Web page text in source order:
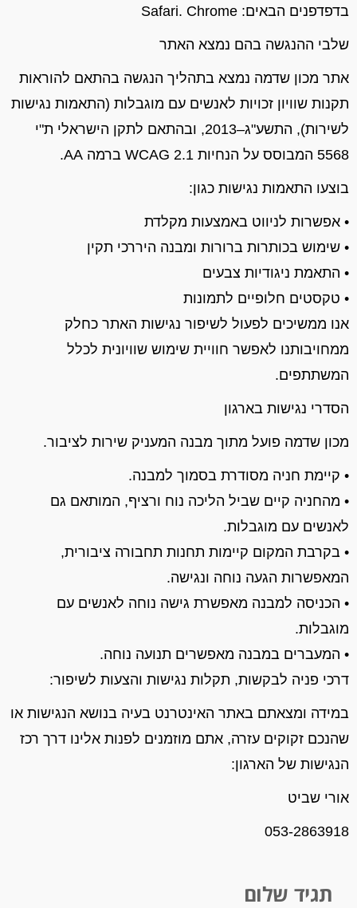
בדפדפנים הבאים:
Safari. Chrome
שלבי ההנגשה בהם נמצא האתר
אתר מכון שדמה נמצא בתהליך הנגשה בהתאם להוראות
תקנות שוויון זכויות לאנשים עם מוגבלות (התאמות נגישות
לשירות), התשע"ג
–2013, ובהתאם לתקן הישראלי ת"י
5568 המבוסס על הנחיות
ברמה
בוצעו התאמות נגישות כגון:
• אפשרות לניווט באמצעות מקלדת
• שימוש בכותרות ברורות ומבנה היררכי תקין
• התאמת ניגודיות צבעים
• טקסטים חלופיים לתמונות
אנו ממשיכים לפעול לשיפור נגישות האתר כחלק
ממחויבותנו לאפשר חוויית שימוש שוויונית לכלל
המשתתפים.
הסדרי נגישות בארגון
מכון שדמה פועל מתוך מבנה המעניק שירות לציבור.
• קיימת חניה מסודרת בסמוך למבנה.
• מהחניה קיים שביל הליכה נוח ורציף, המותאם גם
לאנשים עם מוגבלות.
• בקרבת המקום קיימות תחנות תחבורה ציבורית,
המאפשרות הגעה נוחה ונגישה.
• הכניסה למבנה מאפשרת גישה נוחה לאנשים עם
מוגבלות.
• המעברים במבנה מאפשרים תנועה נוחה.
דרכי פניה לבקשות, תקלות נגישות והצעות לשיפור:
במידה ומצאתם באתר האינטרנט בעיה בנושא הנגישות או
שהנכם זקוקים עזרה, אתם מוזמנים לפנות אלינו דרך רכז
הנגישות של הארגון:
אורי שביט
053-2863918
תגיד שלום